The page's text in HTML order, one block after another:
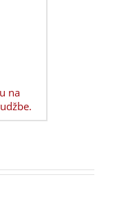
na